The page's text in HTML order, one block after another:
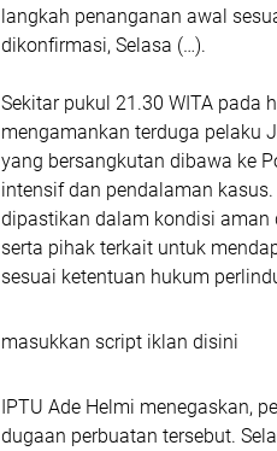
langkah penanganan awal
dikonfirmasi, Selasa (…).
Sekitar pukul 21.30 WITA pada
mengamankan terduga pelaku
yang bersangkutan dibawa ke
intensif dan pendalaman
dipastikan dalam kondisi aman
serta pihak terkait untuk
sesuai ketentuan hukum
masukkan script iklan disini
IPTU Ade Helmi menegaskan,
dugaan perbuatan tersebut.